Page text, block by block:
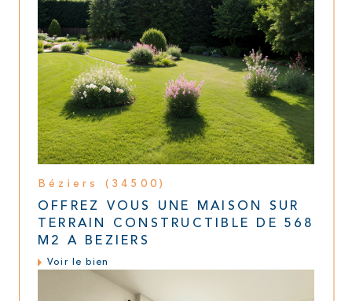
Béziers (34500)
OFFREZ VOUS UNE MAISON SUR
TERRAIN CONSTRUCTIBLE DE 568
M2 A BEZIERS
Voir le bien